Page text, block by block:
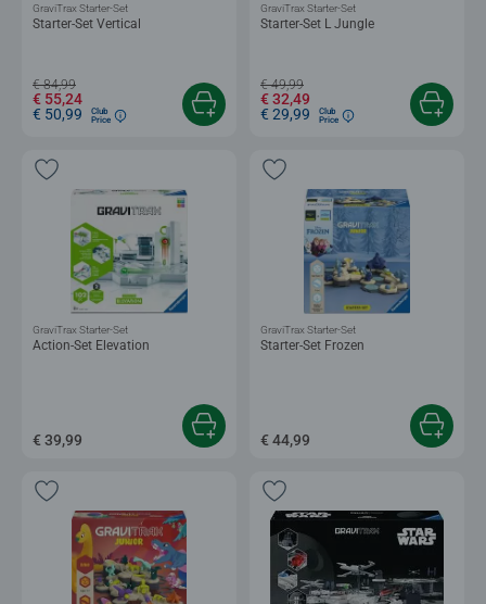
Starter-Set Vertical
GraviTrax Starter-Set
€ 84,99
€ 55,24
€ 50,99
Club
Price
Starter-Set L Jungle
GraviTrax Starter-Set
€ 49,99
€ 32,49
€ 29,99
Club
Price
Action-Set Elevation
GraviTrax Starter-Set
€ 39,99
Starter-Set Frozen
GraviTrax Starter-Set
€ 44,99